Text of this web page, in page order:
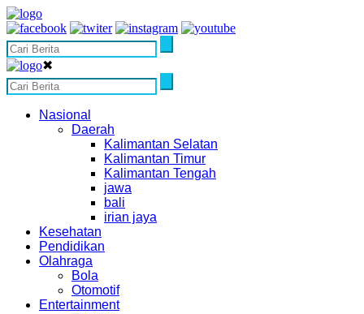
✖
Nasional
Daerah
Kalimantan Selatan
Kalimantan Timur
Kalimantan Tengah
jawa
bali
irian jaya
Kesehatan
Pendidikan
Olahraga
Bola
Otomotif
Entertainment